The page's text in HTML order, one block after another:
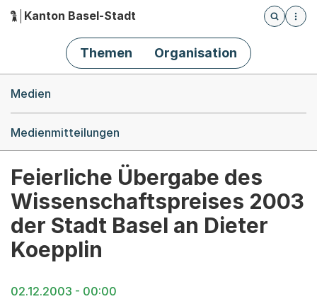
Hauptnavigation
Kanton Basel-Stadt
Öffnet
Themen Organisation
Medien
Medienmitteilungen
Feierliche Übergabe des
Wissenschaftspreises 2003
der Stadt Basel an Dieter
Koepplin
02.12.2003 - 00:00